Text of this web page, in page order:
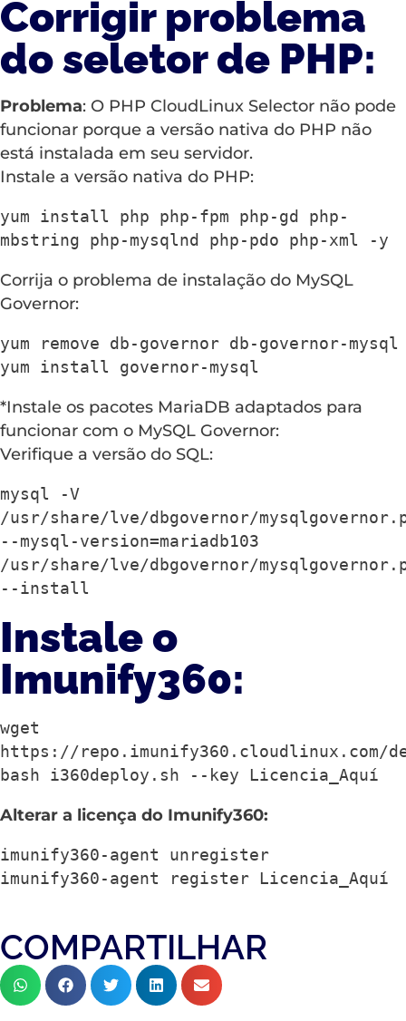
Corrigir problema
do seletor de PHP:
Problema: O PHP CloudLinux Selector não pode
funcionar porque a versão nativa do PHP não
está instalada em seu servidor.
Instale a versão nativa do PHP:
yum install php php-fpm php-gd php-
mbstring php-mysqlnd php-pdo php-xml -y
Corrija o problema de instalação do MySQL
Governor:
yum remove db-governor db-governor-mysql
yum install governor-mysql
*Instale os pacotes MariaDB adaptados para
funcionar com o MySQL Governor:
Verifique a versão do SQL:
mysql -V
/usr/share/lve/dbgovernor/
--mysql-version=mariadb103
/usr/share/lve/dbgovernor/
--install
Instale o
Imunify360:
wget
https://repo.imunify360.cloudlinux.com/
bash i360deploy.sh --key Licencia_Aquí
Alterar a licença do Imunify360:
imunify360-agent unregister
imunify360-agent register Licencia_Aquí
COMPARTILHAR